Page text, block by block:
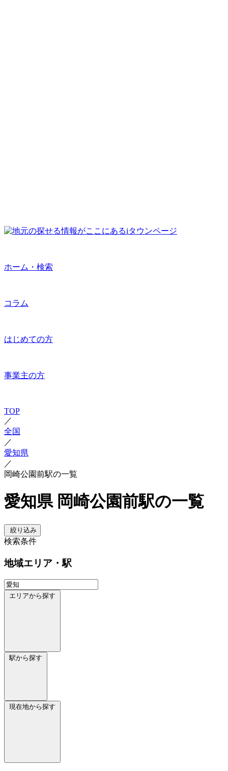
ホーム・検索
コラム
はじめての方
事業主の方
TOP
／
全国
／
愛知県
／
岡崎公園前駅の一覧
愛知県 岡崎公園前駅の一覧
絞り込み
検索条件
地域エリア・駅
エリアから探す
駅から探す
現在地から探す